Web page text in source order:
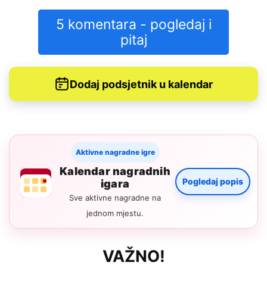
5 komentara - pogledaj i
pitaj
Dodaj podsjetnik u kalendar
Aktivne nagradne igre
Kalendar nagradnih
igara
Sve aktivne nagradne na
jednom mjestu.
Pogledaj popis
VAŽNO!